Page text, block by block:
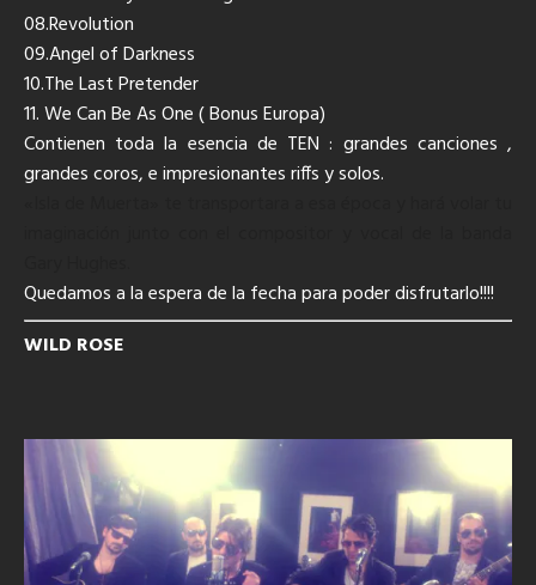
08.Revolution
09.Angel of Darkness
10.The Last Pretender
11. We Can Be As One ( Bonus Europa)
Contienen toda la esencia de TEN : grandes canciones ,
grandes coros, e impresionantes riffs y solos.
Quedamos a la espera de la fecha para poder disfrutarlo!!!!
WILD ROSE